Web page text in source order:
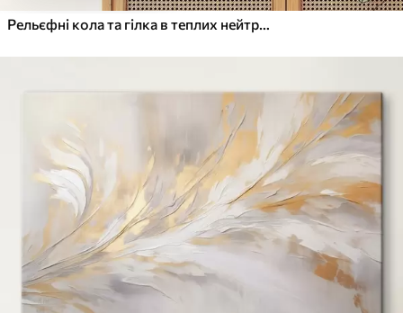
Рельєфні кола та гілка в теплих нейтральних тонах